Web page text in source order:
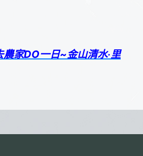
家DO一日~金山清水‧里